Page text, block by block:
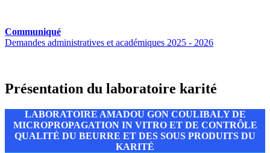
Communiqué
Demandes administratives et académiques 2025 - 2026
Présentation du laboratoire karité
LABORATOIRE AMADOU GON COULIBALY DE
MICROPROPAGATION IN VITRO ET DE CONTRÔLE
QUALITÉ DU BEURRE ET DES SOUS PRODUITS DU
KARITÉ